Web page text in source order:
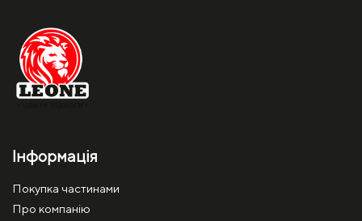
Інформація
Покупка частинами
Про компанію